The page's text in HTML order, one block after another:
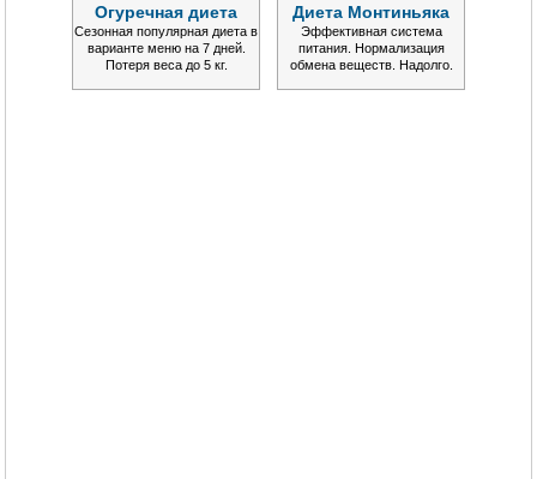
Огуречная диета
Сезонная популярная диета в
варианте меню на 7 дней.
Потеря веса до 5 кг.
Диета Монтиньяка
Эффективная система
питания. Нормализация
обмена веществ. Надолго.